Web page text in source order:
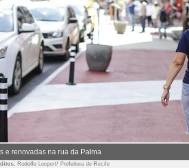
e renovadas na rua da Palma
: Rodolfo Loepert/ Prefeitura de Recife